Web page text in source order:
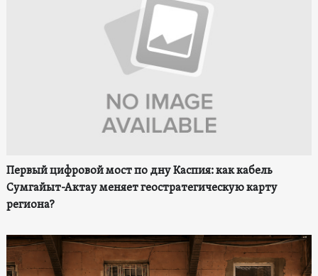
Первый цифровой мост по дну Каспия: как кабель
Сумгайыт-Актау меняет геостратегическую карту
региона?